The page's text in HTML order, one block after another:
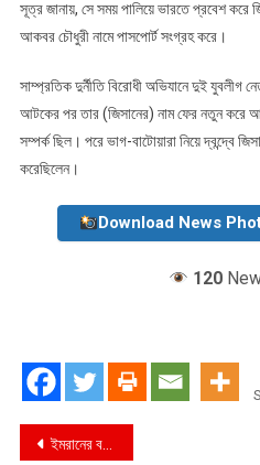
সূত্র জানায়, সে সময় পালিয়ে ভারতে প্রবেশ করে
আকবর চৌধুরী নামে পাসপোর্ট সংগ্রহ করে।
সাম্প্রতিক দুর্নীতি বিরোধী অভিযানে দুই যুবলীগ
আটকের পর তার (জিসানের) নাম ফের নতুন করে
সম্পর্ক ছিল। পরে ভাগ-বাটোয়ারা নিয়ে দ্বন্দ্বে
করেছিলেন।
Download News
120
Post
ইমরানের বক্তব্য আবর্জনা: সৌরভ